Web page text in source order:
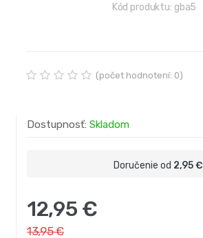
Kód produktu: gba5
(počet hodnotení: 0)
Dostupnosť: Skladom
Doručenie od 2,95 €
12,95 €
13,95 €